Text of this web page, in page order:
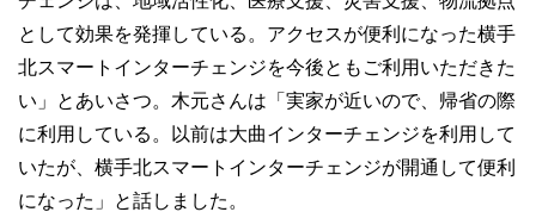
として効果を発揮している。アクセスが便利になった横手
北スマートインターチェンジを今後ともご利用いただきた
い」とあいさつ。木元さんは「実家が近いので、帰省の際
に利用している。以前は大曲インターチェンジを利用して
いたが、横手北スマートインターチェンジが開通して便利
になった」と話しました。